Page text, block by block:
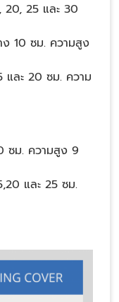
20, 25 และ 30
ง 10 ซม. ความสูง
และ 20 ซม. ความ
ซม. ความสูง 9
และ 25 ซม.